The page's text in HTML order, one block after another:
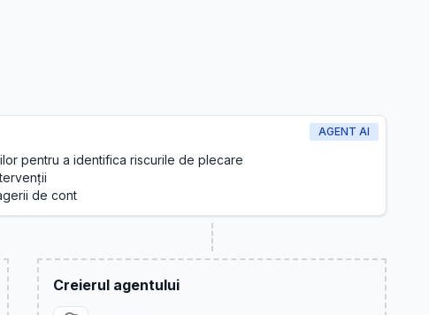
AGENT AI
pentru a identifica riscurile de plecare
de cont
Creierul agentului